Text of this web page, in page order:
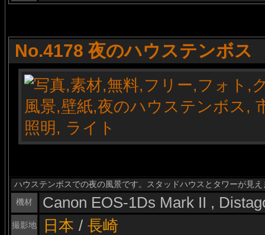
No.4178 夜のハウステンボス
ハウステンボスでの夜の風景です。スタッドハウスとタワーが見え
機材
Canon EOS-1Ds Mark II ,
撮影地 日本 / 長崎